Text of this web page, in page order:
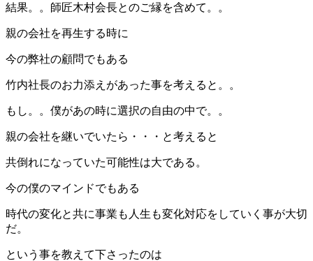
結果。。師匠木村会長とのご縁を含めて。。
親の会社を再生する時に
今の弊社の顧問でもある
竹内社長のお力添えがあった事を考えると。。
もし。。僕があの時に選択の自由の中で。。
親の会社を継いでいたら・・・と考えると
共倒れになっていた可能性は大である。
今の僕のマインドでもある
時代の変化と共に事業も人生も変化対応をしていく事が大切
だ。
という事を教えて下さったのは